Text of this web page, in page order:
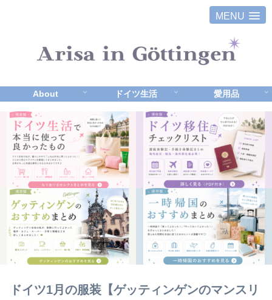
MENU
About ドイツ生活 愛用品
ドイツ1月の服装【ゲッティンゲンのマンスリ